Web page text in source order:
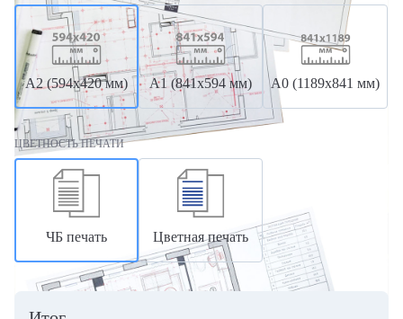
А2 (594х420 мм) А1 (841х594 мм) А0 (1189х841 мм)
ЦВЕТНОСТЬ ПЕЧАТИ
ЧБ печать Цветная печать